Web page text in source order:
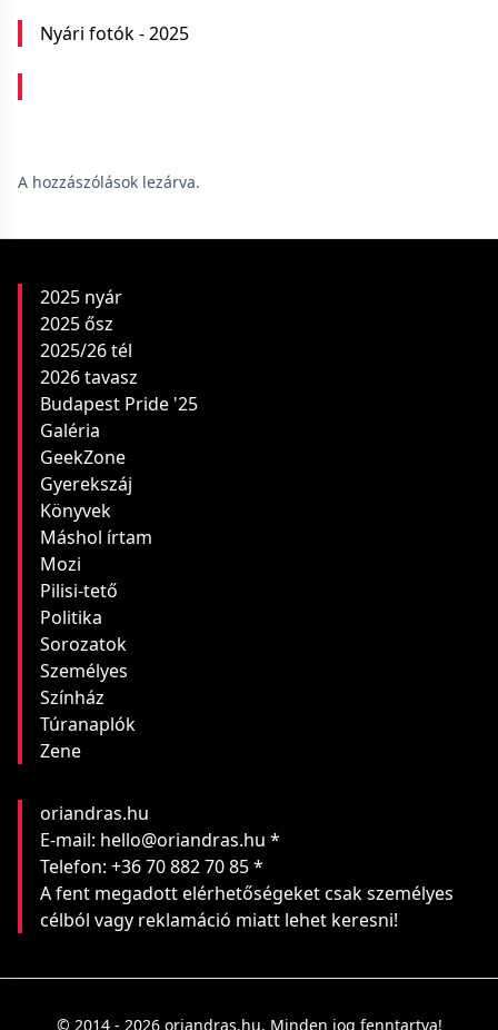
Nyári fotók - 2025
A hozzászólások lezárva.
2025 nyár
2025 ősz
2025/26 tél
2026 tavasz
Budapest Pride '25
Galéria
GeekZone
Gyerekszáj
Könyvek
Máshol írtam
Mozi
Pilisi-tető
Politika
Sorozatok
Személyes
Színház
Túranaplók
Zene
oriandras.hu
E-mail: hello@oriandras.hu *
Telefon: +36 70 882 70 85 *
A fent megadott elérhetőségeket csak személyes
célból vagy reklamáció miatt lehet keresni!
© 2014 - 2026 oriandras.hu. Minden jog fenntartva!